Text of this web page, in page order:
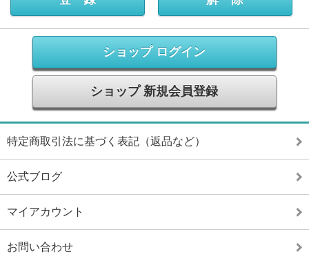
ショップ ログイン
ショップ 新規会員登録
特定商取引法に基づく表記（返品など）
公式ブログ
マイアカウント
お問い合わせ